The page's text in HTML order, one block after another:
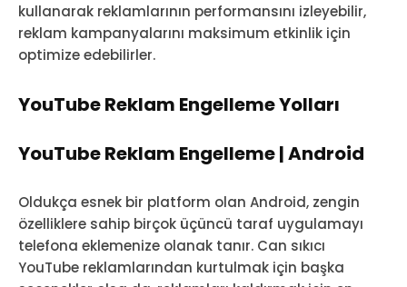
kullanarak reklamlarının performansını izleyebilir,
reklam kampanyalarını maksimum etkinlik için
optimize edebilirler.
YouTube Reklam Engelleme Yolları
YouTube Reklam Engelleme | Android
Oldukça esnek bir platform olan Android, zengin
özelliklere sahip birçok üçüncü taraf uygulamayı
telefona eklemenize olanak tanır. Can sıkıcı
YouTube reklamlarından kurtulmak için başka